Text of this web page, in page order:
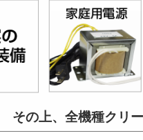
その上、全機種クリ